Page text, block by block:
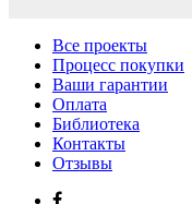
Все проекты
Процесс покупки
Ваши гарантии
Оплата
Библиотека
Контакты
Отзывы